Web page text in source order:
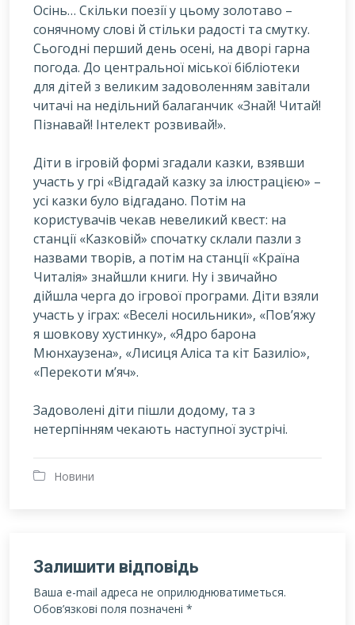
Осінь… Скільки поезії у цьому золотаво –
сонячному слові й стільки радості та смутку.
Сьогодні перший день осені, на дворі гарна
погода. До центральної міської бібліотеки
для дітей з великим задоволенням завітали
читачі на недільний балаганчик «Знай! Читай!
Пізнавай! Інтелект розвивай!».
Діти в ігровій формі згадали казки, взявши
участь у грі «Відгадай казку за ілюстрацією» –
усі казки було відгадано. Потім на
користувачів чекав невеликий квест: на
станції «Казковій» спочатку склали пазли з
назвами творів, а потім на станції «Країна
Читалія» знайшли книги. Ну і звичайно
дійшла черга до ігрової програми. Діти взяли
участь у іграх: «Веселі носильники», «Пов’яжу
я шовкову хустинку», «Ядро барона
Мюнхаузена», «Лисиця Аліса та кіт Базиліо»,
«Перекоти м’яч».
Задоволені діти пішли додому, та з
нетерпінням чекають наступної зустрічі.
Новини
Залишити відповідь
Ваша e-mail адреса не оприлюднюватиметься.
Обов’язкові поля позначені *